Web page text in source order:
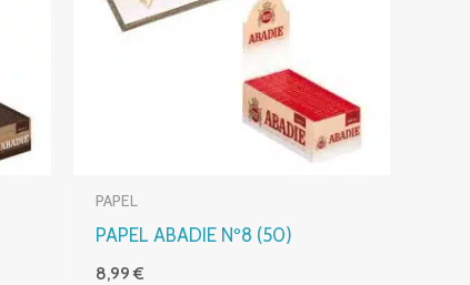
PAPEL
PAPEL ABADIE Nº8 (50)
8,99€